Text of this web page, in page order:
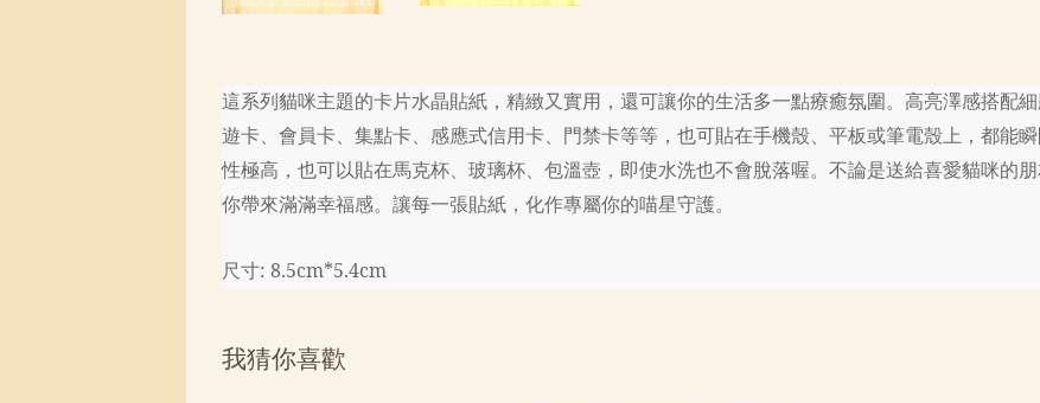
這系列貓咪主題的卡片水晶貼紙，精緻又實用，還可讓你的生活多一點療癒氛圍。高亮澤感搭配
遊卡、會員卡、集點卡、感應式信用卡、門禁卡等等，也可貼在手機殼、平板或筆電殼上，都能
性極高，也可以貼在馬克杯、玻璃杯、包溫壺，即使水洗也不會脫落喔。不論是送給喜愛貓咪的
你帶來滿滿幸福感。讓每一張貼紙，化作專屬你的喵星守護。
尺寸: 8.5cm*5.4cm
我猜你喜歡